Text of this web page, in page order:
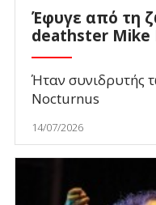
Έφυγε από τη
deathster Mike
Ήταν συνιδρυτής
Nocturnus
14/07/2026